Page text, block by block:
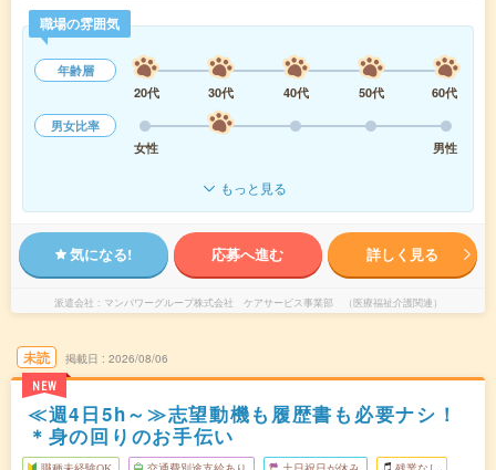
職場の雰囲気
年齢層
20代
30代 40代 50代
60代
男女比率
女性
男性
もっと見る
気になる! 応募へ進む 詳しく見る
派遣会社 マンパワーグループ株式会社 ケアサービス事業部 （医療福祉介護関連）
未読
NEW
掲載日 2026/08/06
≪週4日5h～≫志望動機も履歴書も必要ナシ！
＊身の回りのお手伝い
職種未経験OK 交通費別途支給あり 土日祝日が休み 残業なし